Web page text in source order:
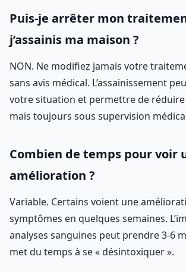
Puis-je arrêter mon
j’assainis ma maison ?
NON. Ne modifiez jamais votre
sans avis médical. L’assainissement
votre situation et permettre de réduire
mais toujours sous supervision
Combien de temps pour voir
amélioration ?
Variable. Certains voient une
symptômes en quelques semaines.
analyses sanguines peut prendre 3-6
met du temps à se « désintoxiquer ».